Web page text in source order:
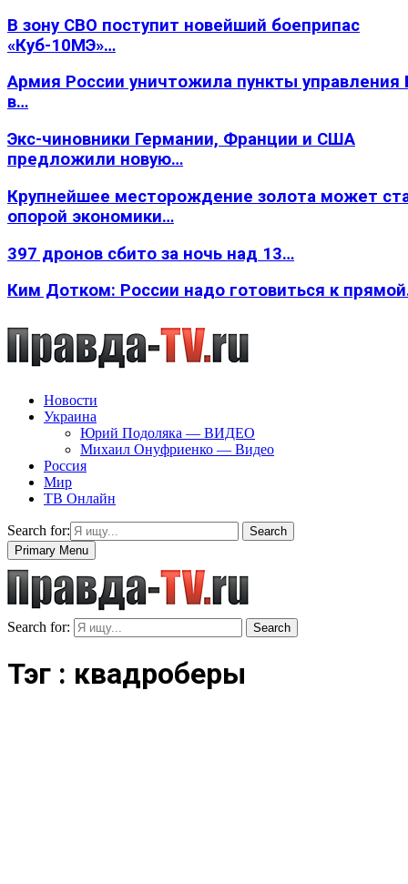
В зону СВО поступит новейший боеприпас
«Куб-10МЭ»…
Армия России уничтожила пункты
в…
Экс-чиновники Германии, Франции и США
предложили новую…
Крупнейшее месторождение золота может
опорой экономики…
397 дронов сбито за ночь над 13…
Ким Дотком: России надо готовиться к
Новости
Украина
Юрий Подоляка — ВИДЕО
Михаил Онуфриенко — Видео
Россия
Мир
ТВ Онлайн
Search for:
Search
Primary Menu
Search for: Search
Тэг : квадроберы